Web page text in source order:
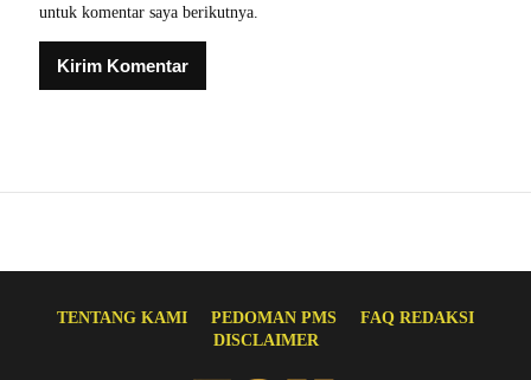
untuk komentar saya berikutnya.
TENTANG KAMI PEDOMAN PMS
FAQ REDAKSI
DISCLAIMER